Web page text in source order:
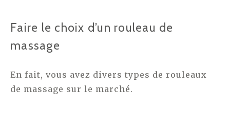
Faire le choix d’un rouleau de
massage
En fait, vous avez divers types de rouleaux
de massage sur le marché.